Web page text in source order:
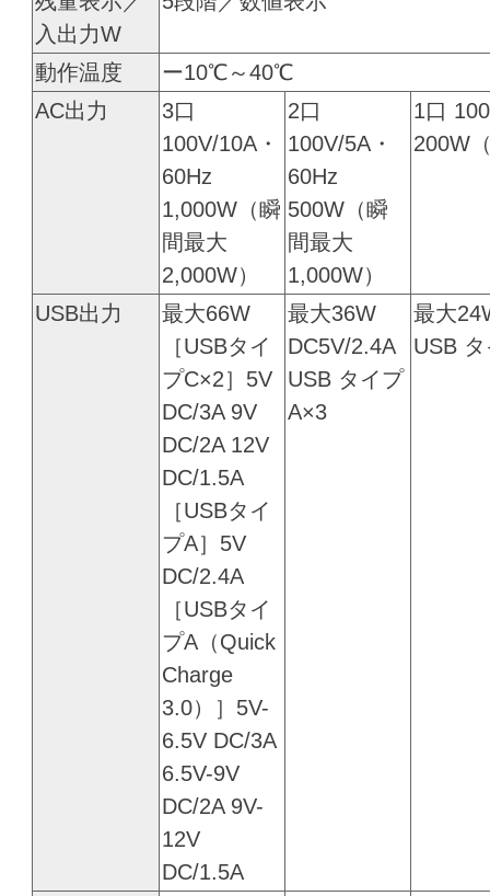
入出力W
動作温度
ー10℃～40℃
AC出力
3口
100V/10A・
60Hz
1,000W（瞬
間最大
2,000W）
2口
100V/5A・
60Hz
500W（瞬
間最大
1,000W）
1口
200W
USB出力
最大66W
［USBタイ
プC×2］5V
DC/3A 9V
DC/2A 12V
DC/1.5A
［USBタイ
プA］5V
DC/2.4A
［USBタイ
プA（Quick
Charge
3.0）］5V-
6.5V DC/3A
6.5V-9V
DC/2A 9V-
12V
DC/1.5A
最大36W
DC5V/2.4A
USB タイプ
A×3
最大
USB